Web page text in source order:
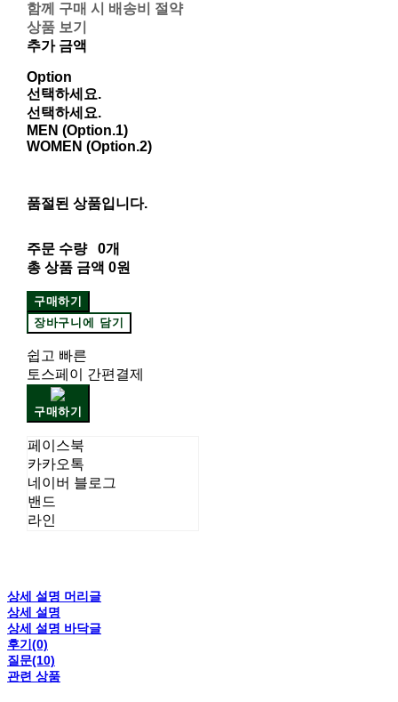
함께 구매 시 배송비 절약
상품 보기
추가 금액
Option
선택하세요.
선택하세요.
MEN (Option.1)
WOMEN (Option.2)
품절된 상품입니다.
주문 수량
0개
총 상품 금액 0원
구매하기
장바구니에 담기
쉽고 빠른
토스페이 간편결제
구매하기
페이스북
카카오톡
네이버 블로그
밴드
라인
상세 설명 머리글
상세 설명
상세 설명 바닥글
후기(0)
질문(10)
관련 상품